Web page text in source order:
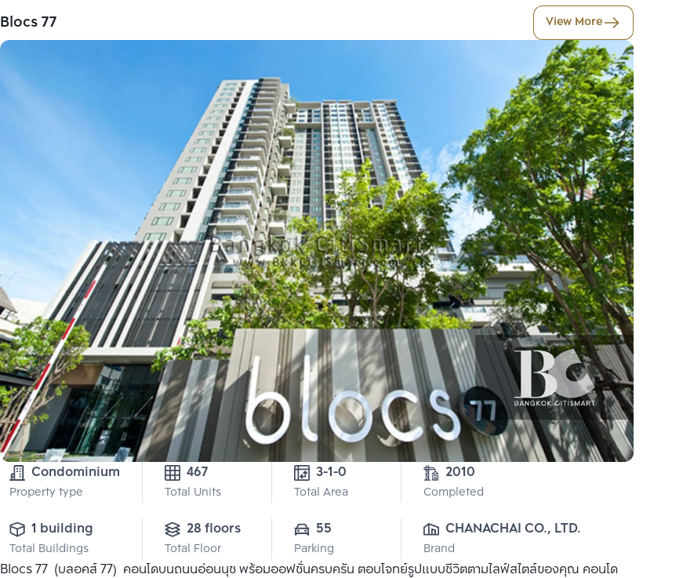
Blocs 77 View More
Condominium
Property type
467
Total Units
3-1-0
Total Area
2010
Completed
1 building
Total Buildings
28 floors
Total Floor
55
Parking
CHANACHAI CO., LTD.
Brand
Blocs 77 (บลอคส์ 77) คอนโดบนถนนอ่อนนุช พร้อมออฟชั่นครบครัน ตอบโจทย์รูปแบบชีวิตตามไลฟ์สไตล์ของคุณ คอนโด